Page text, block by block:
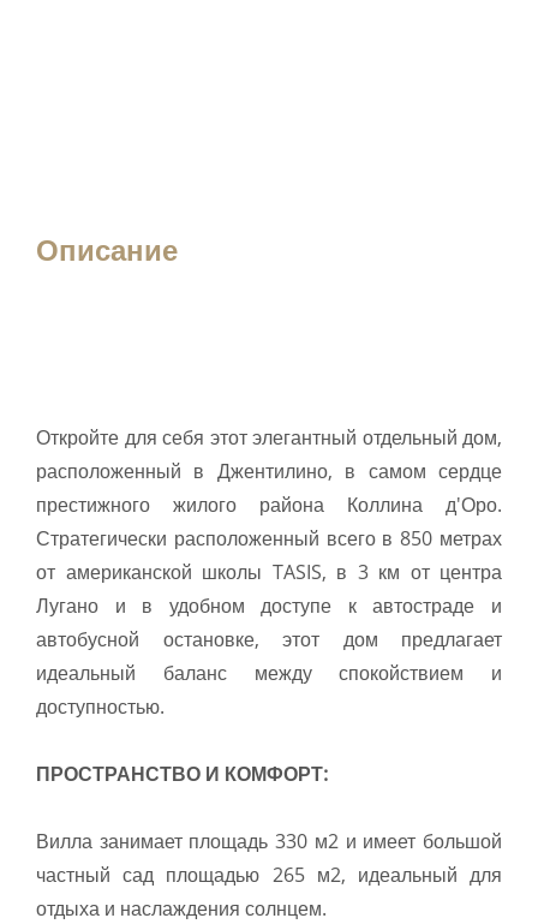
Описание
Откройте для себя этот элегантный отдельный дом,
расположенный в Джентилино, в самом сердце
престижного жилого района Коллина д'Оро.
Стратегически расположенный всего в 850 метрах
от американской школы TASIS, в 3 км от центра
Лугано и в удобном доступе к автостраде и
автобусной остановке, этот дом предлагает
идеальный баланс между спокойствием и
доступностью.
ПРОСТРАНСТВО И КОМФОРТ:
Вилла занимает площадь 330 м2 и имеет большой
частный сад площадью 265 м2, идеальный для
отдыха и наслаждения солнцем.